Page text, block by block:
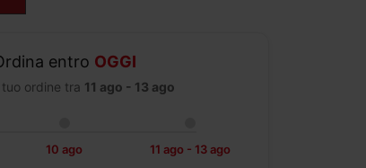
entro OGGI
tuo ordine tra 11 ago - 13 ago
10 ago
11 ago - 13 ago